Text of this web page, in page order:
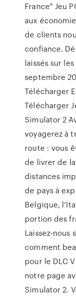
France" Jeu
aux
de clients
confiance.
laissés sur
septembre
Télécharger
Télécharger
Simulator 2
voyagerez à
route : vous
de livrer de
distances
de pays à
Belgique,
portion des
Laissez-nous
comment
pour le DLC
notre page
Simulator 2.